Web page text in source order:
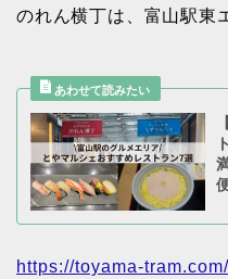
のれん横丁は、富山駅東
https://toyama-